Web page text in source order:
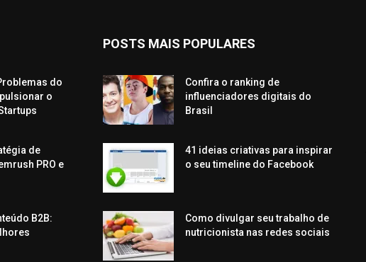
do
o
de
PRO e
B2B:
POSTS MAIS POPULARES
Confira o ranking de
influenciadores digitais do
Brasil
41 ideias criativas para inspirar
o seu timeline do Facebook
Como divulgar seu trabalho de
nutricionista nas redes sociais